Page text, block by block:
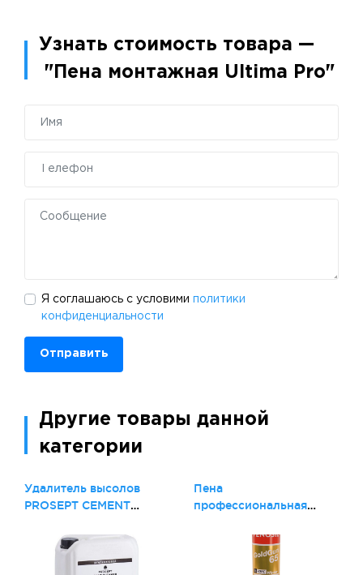
Узнать стоимость товара —
"Пена монтажная Ultima Pro"
Я соглашаюсь с условими политики
конфиденциальности
Отправить
Другие товары данной
категории
Удалитель высолов
PROSEPT CEMENT
Пена
профессиональная
GOLDGUN 65 зимняя